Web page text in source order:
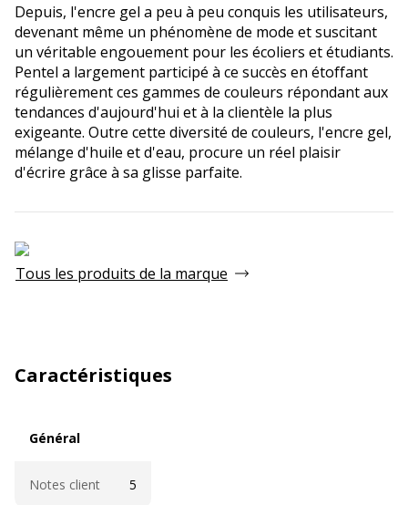
Depuis, l'encre gel a peu à peu conquis les utilisateurs,
devenant même un phénomène de mode et suscitant
un véritable engouement pour les écoliers et étudiants.
Pentel a largement participé à ce succès en étoffant
régulièrement ces gammes de couleurs répondant aux
tendances d'aujourd'hui et à la clientèle la plus
exigeante. Outre cette diversité de couleurs, l'encre gel,
mélange d'huile et d'eau, procure un réel plaisir
d'écrire grâce à sa glisse parfaite.
Tous les produits de la marque
Caractéristiques
Général
Notes client 5